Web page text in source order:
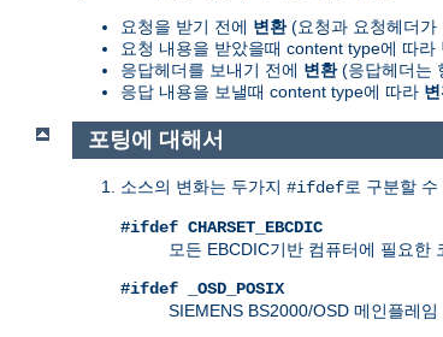
요청을 받기 전에 변환(요청과 요청헤더가
요청 내용을 받았을때 content type에 따라
응답헤더를 보내기 전에 변환(응답헤더는
응답 내용을 보낼때 content type에 따라
포팅에 대해서
소스의 변화는 두가지 #ifdef로 구분할 수
#ifdef CHARSET_EBCDIC
모든 EBCDIC기반 컴퓨터에 필요한
#ifdef _OSD_POSIX
SIEMENS BS2000/OSD 메인플레